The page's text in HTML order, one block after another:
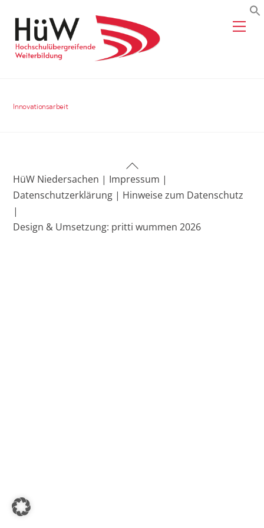
content
Innovationsarbeit
Back
To
Top
HüW Niedersachen | Impressum |
Datenschutzerklärung | Hinweise zum Datenschutz
|
Design & Umsetzung: pritti wummen 2026